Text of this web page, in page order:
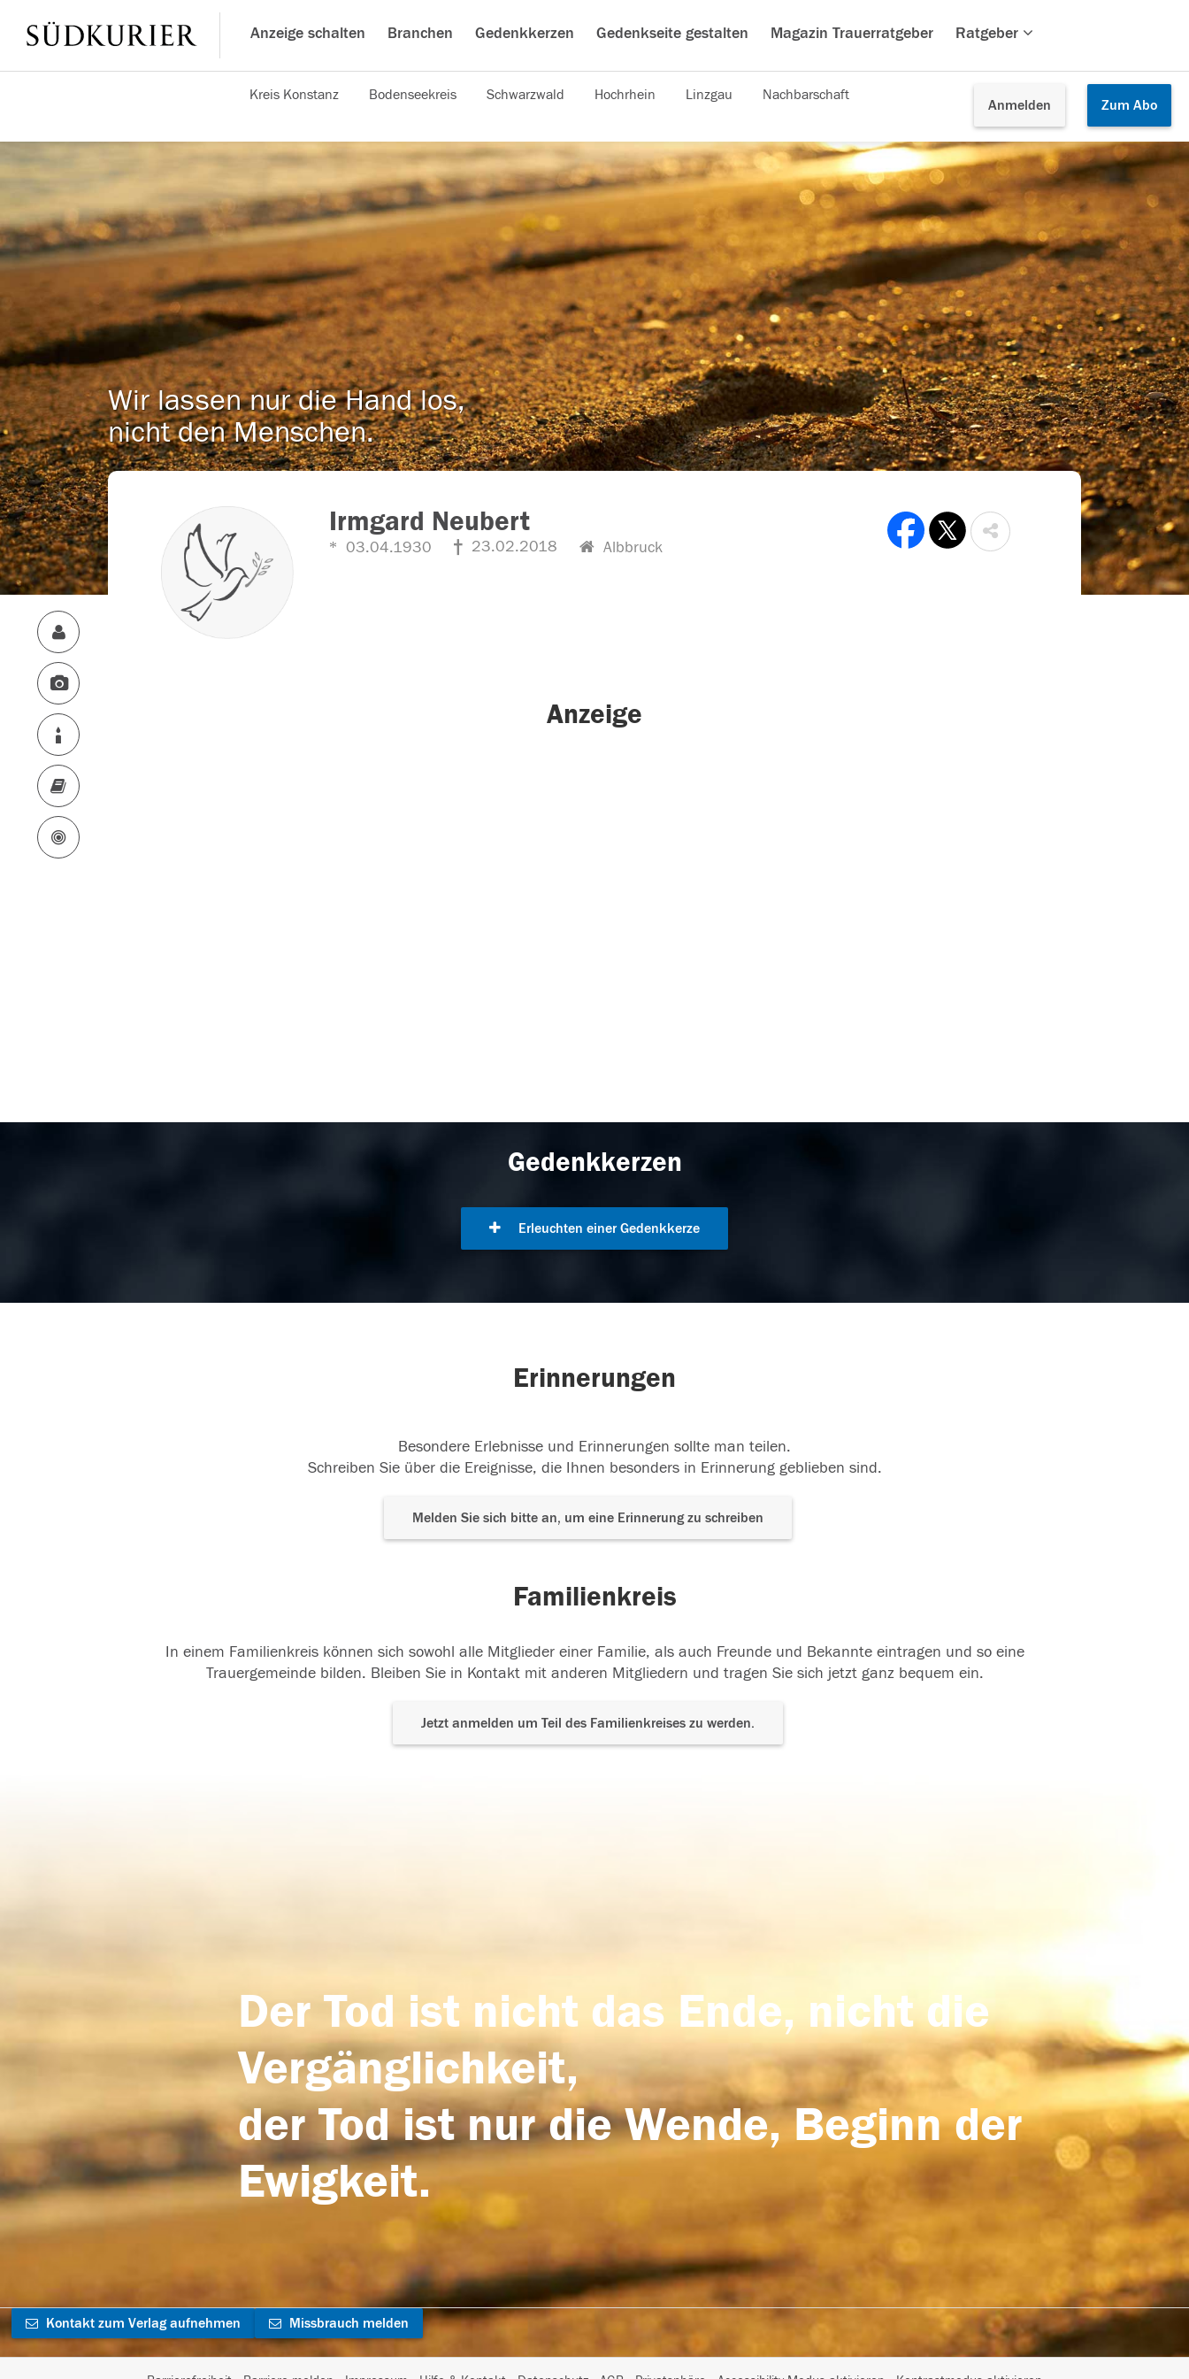
Anzeige schalten Branchen Gedenkkerzen Gedenkseite gestalten Magazin Trauerratgeber Ratgeber
Anmelden Zum Abo
Kreis Konstanz Bodenseekreis Schwarzwald Hochrhein Linzgau Nachbarschaft
Wir lassen nur die Hand los,
nicht den Menschen.
Irmgard Neubert
03.04.1930 23.02.2018 Albbruck
Anzeige
Gedenkkerzen
Erleuchten einer Gedenkkerze
Erinnerungen
Besondere Erlebnisse und Erinnerungen sollte man teilen.
Schreiben Sie über die Ereignisse, die Ihnen besonders in Erinnerung geblieben sind.
Melden Sie sich bitte an, um eine Erinnerung zu schreiben
Familienkreis
In einem Familienkreis können sich sowohl alle Mitglieder einer Familie, als auch Freunde und Bekannte eintragen und so eine
Trauergemeinde bilden. Bleiben Sie in Kontakt mit anderen Mitgliedern und tragen Sie sich jetzt ganz bequem ein.
Jetzt anmelden um Teil des Familienkreises zu werden.
Der Tod ist nicht das Ende, nicht die
Vergänglichkeit,
der Tod ist nur die Wende, Beginn der
Ewigkeit.
Kontakt zum Verlag aufnehmen Missbrauch melden